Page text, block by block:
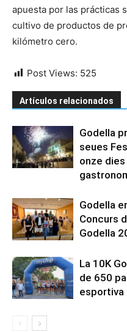
apuesta por las prácticas
cultivo de productos de
kilómetro cero.
Post Views: 525
Artículos relacionados
Godella
seues
onze
Godella
Concurs
Godella
La 10K
de 650
esportiva